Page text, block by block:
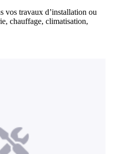
vos travaux d’installation ou
chauffage, climatisation,